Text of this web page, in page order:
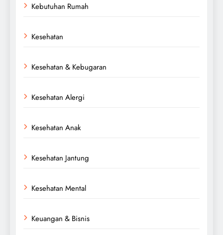
Kebutuhan Rumah
Kesehatan
Kesehatan & Kebugaran
Kesehatan Alergi
Kesehatan Anak
Kesehatan Jantung
Kesehatan Mental
Keuangan & Bisnis